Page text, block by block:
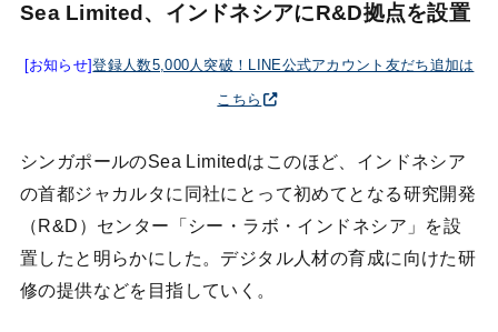
Sea Limited、インドネシアにR&D拠点を設置
[お知らせ]登録人数5,000人突破！LINE公式アカウント友だち追加は
こちら
シンガポールのSea Limitedはこのほど、インドネシア
の首都ジャカルタに同社にとって初めてとなる研究開発
（R&D）センター「シー・ラボ・インドネシア」を設
置したと明らかにした。デジタル人材の育成に向けた研
修の提供などを目指していく。